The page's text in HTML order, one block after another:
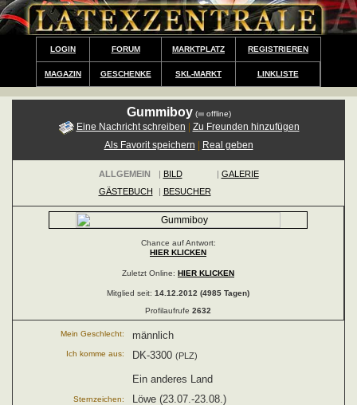
LOGIN FORUM MARKTPLATZ REGISTRIEREN
MAGAZIN GESCHENKE SKL-MARKT LINKLISTE
Gummiboy ( offline)
Eine Nachricht schreiben
Zu Freunden hinzufügen
Als Favorit speichern
Real geben
ALLGEMEIN | BILD | GALERIE
GÄSTEBUCH
| BESUCHER
Chance auf Antwort:
HIER KLICKEN
Zuletzt Online: HIER KLICKEN
Mitglied seit: 14.12.2012 (4985 Tagen)
Profilaufrufe 2632
Mein Geschlecht: männlich
Ich komme aus: DK-3300 (PLZ)
Ein anderes Land
Sternzeichen: Löwe (23.07.-23.08.)